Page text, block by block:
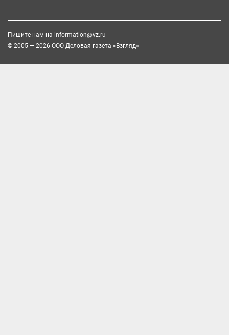
Пишите нам на information@vz.ru
© 2005 — 2026 ООО Деловая газета «Взгляд»